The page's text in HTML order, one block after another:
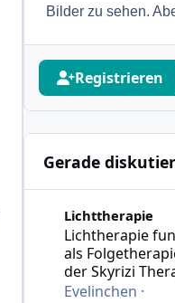
Bilder zu sehen.
Registrieren
Gerade
Lichttherapie
Lichtherapie
als
der Skyrizi
Evelinchen ·